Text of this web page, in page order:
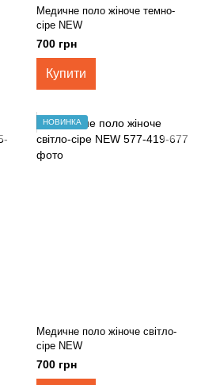
Медичне поло жіноче темно-
сіре NEW
700 грн
Купити
НОВИНКА
Медичне поло жіноче світло-
сіре NEW
700 грн